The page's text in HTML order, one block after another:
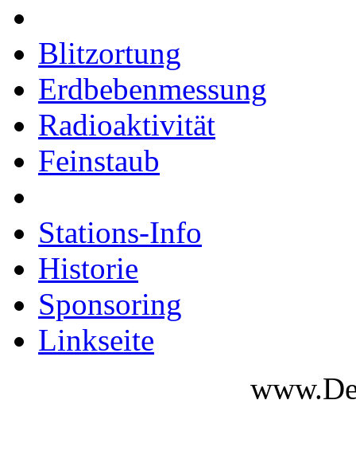
Blitzortung
Erdbebenmessung
Radioaktivität
Feinstaub
Stations-Info
Historie
Sponsoring
Linkseite